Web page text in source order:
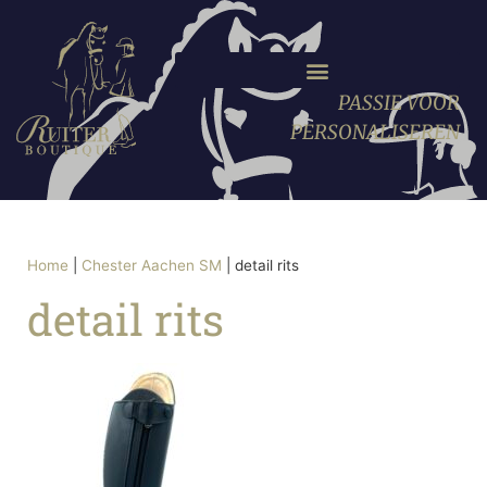
PASSIE VOOR
PERSONALISEREN
Home Chester Aachen SM detail rits
detail rits